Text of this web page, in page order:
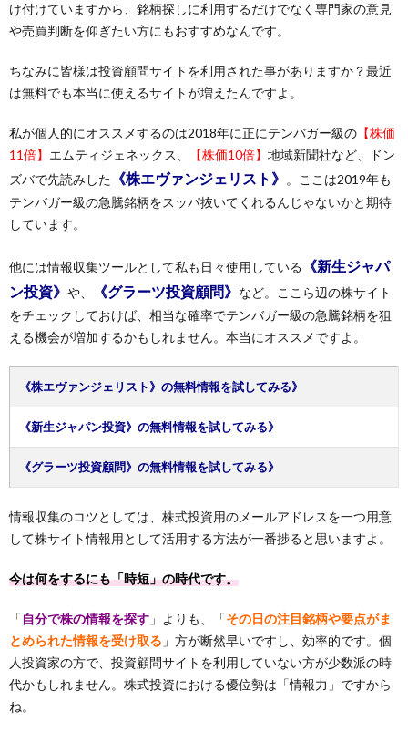
け付けていますから、銘柄探しに利用するだけでなく専門家の意見
や売買判断を仰ぎたい方にもおすすめなんです。
ちなみに皆様は投資顧問サイトを利用された事がありますか？最近
は無料でも本当に使えるサイトが増えたんですよ。
私が個人的にオススメするのは2018年に正にテンバガー級の 【株価
11倍】 エムティジェネックス、 【株価10倍】 地域新聞社など、ドン
ズバで先読みした 《株エヴァンジェリスト》 。ここは2019年も
テンバガー級の急騰銘柄をスッパ抜いてくれるんじゃないかと期待
しています。
他には情報収集ツールとして私も日々使用している 《新生ジャパ
ン投資》 や、 《グラーツ投資顧問》 など。ここら辺の株サイト
をチェックしておけば、相当な確率でテンバガー級の急騰銘柄を狙
える機会が増加するかもしれません。本当にオススメですよ。
《株エヴァンジェリスト》の無料情報を試してみる》
《新生ジャパン投資》の無料情報を試してみる》
《グラーツ投資顧問》の無料情報を試してみる》
情報収集のコツとしては、株式投資用のメールアドレスを一つ用意
して株サイト情報用として活用する方法が一番捗ると思いますよ。
今は何をするにも「時短」の時代です。
「自分で株の情報を探す 」よりも、「その日の注目銘柄や要点がま
とめられた情報を受け取る 」方が断然早いですし、効率的です。個
人投資家の方で、投資顧問サイトを利用していない方が少数派の時
代かもしれません。株式投資における優位勢は「情報力」ですから
ね。